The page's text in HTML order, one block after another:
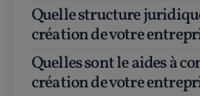
Quelle structure juridique choisir pour la
création de votre
Quelles sont le aides à connaître pour la
création de votre